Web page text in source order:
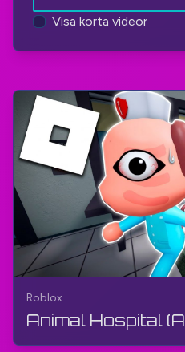
Visa korta videor
Roblox